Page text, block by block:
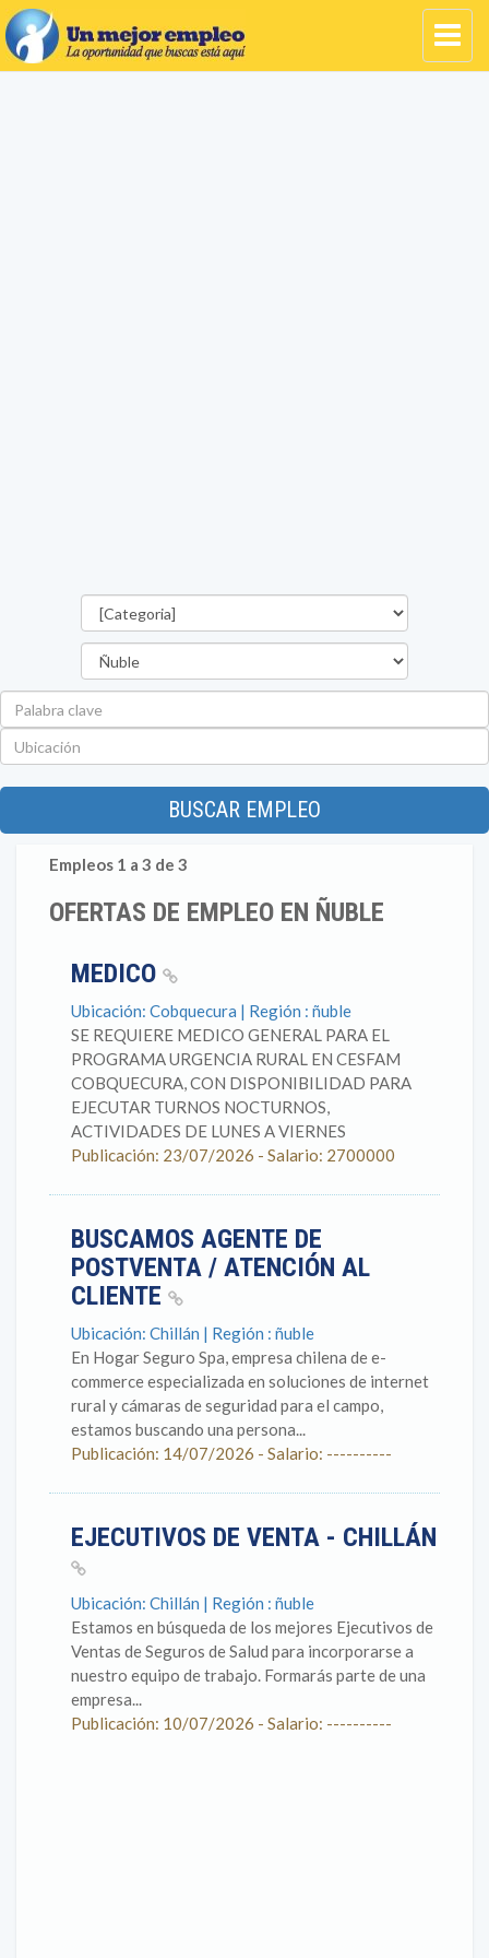
BUSCAR EMPLEO
Empleos 1 a 3 de 3
OFERTAS DE EMPLEO EN ÑUBLE
MEDICO
Ubicación: Cobquecura | Región : ñuble
SE REQUIERE MEDICO GENERAL PARA EL
PROGRAMA URGENCIA RURAL EN CESFAM
COBQUECURA, CON DISPONIBILIDAD PARA
EJECUTAR TURNOS NOCTURNOS,
ACTIVIDADES DE LUNES A VIERNES
Publicación: 23/07/2026 - Salario: 2700000
BUSCAMOS AGENTE DE
POSTVENTA / ATENCIÓN AL
CLIENTE
Ubicación: Chillán | Región : ñuble
En Hogar Seguro Spa, empresa chilena de e-
commerce especializada en soluciones de internet
rural y cámaras de seguridad para el campo,
estamos buscando una persona...
Publicación: 14/07/2026 - Salario: ----------
EJECUTIVOS DE VENTA - CHILLÁN
Ubicación: Chillán | Región : ñuble
Estamos en búsqueda de los mejores Ejecutivos de
Ventas de Seguros de Salud para incorporarse a
nuestro equipo de trabajo. Formarás parte de una
empresa...
Publicación: 10/07/2026 - Salario: ----------